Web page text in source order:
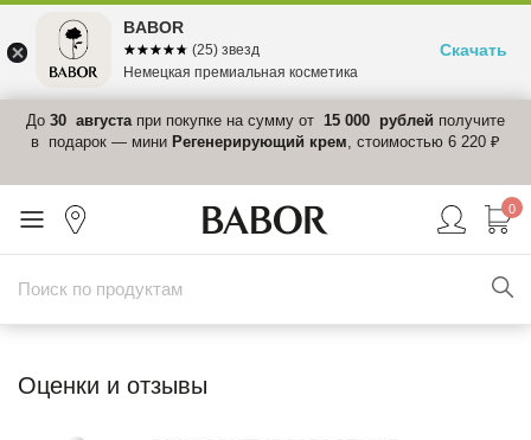
До 30 августапри покупке на сумму от 15 000 рублей получите
в подарок — мини Регенерирующий крем, стоимостью 6 220 ₽
0
Оценки и отзывы
BABOR
☆☆☆☆☆
★★★★★ (25) звезд
Немецкая премиальная косметика
Скачать